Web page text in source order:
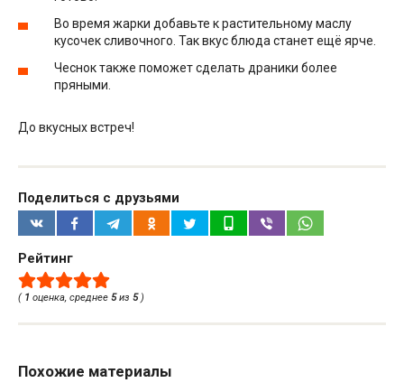
Во время жарки добавьте к растительному маслу
кусочек сливочного. Так вкус блюда станет ещё ярче.
Чеснок также поможет сделать драники более
пряными.
До вкусных встреч!
Поделиться с друзьями
Рейтинг
( 1 оценка, среднее 5из 5)
Похожие материалы